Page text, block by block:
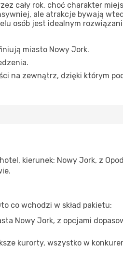
cały rok, choć charakter
ale atrakcje bywają
osób jest idealnym
miasto Nowy Jork.
na zewnątrz, dzięki którym
kierunek: Nowy Jork, z
co wchodzi w skład pakietu:
Nowy Jork, z opcjami
kurorty, wszystko w